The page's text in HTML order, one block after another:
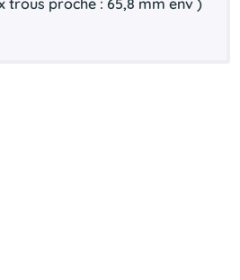
trous proche : 65,8 mm env )